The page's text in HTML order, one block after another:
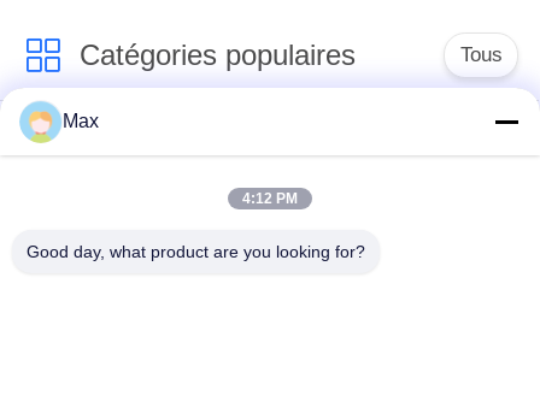
Catégories populaires Tous
Tuyau d'alliage de
inoxydable duplex
superbe
tuyau d'acier
Max
4:12 PM
Good day, what product are you looking for?